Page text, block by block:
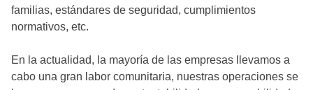
familias, estándares de seguridad, cumplimientos
normativos, etc.
En la actualidad, la mayoría de las empresas llevamos a
cabo una gran labor comunitaria, nuestras operaciones se